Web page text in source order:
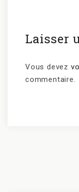
Laisser
Vous devez
commentaire.